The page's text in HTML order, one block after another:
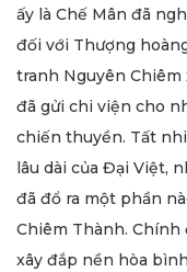
ấy là Chế Mân đã
đối với Thượng
tranh Nguyên Chiêm
đã gửi chi viện cho
chiến thuyền. Tất
lâu dài của Đại Việt,
đã đổ ra một phần
Chiêm Thành.
xây đắp nền hòa